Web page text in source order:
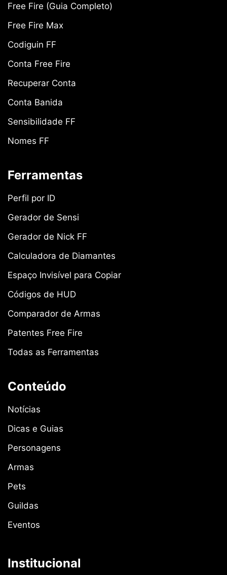
Free Fire (Guia Completo)
Free Fire Max
Codiguin FF
Conta Free Fire
Recuperar Conta
Conta Banida
Sensibilidade FF
Nomes FF
Ferramentas
Perfil por ID
Gerador de Sensi
Gerador de Nick FF
Calculadora de Diamantes
Espaço Invisível para Copiar
Códigos de HUD
Comparador de Armas
Patentes Free Fire
Todas as Ferramentas
Conteúdo
Notícias
Dicas e Guias
Personagens
Armas
Pets
Guildas
Eventos
Institucional